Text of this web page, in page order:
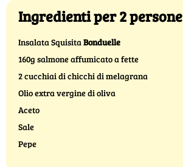
Ingredienti per 2 persone
Insalata SquisitaBonduelle
160g salmone affumicato a fette
2 cucchiai di chicchi di melagrana
Olio extra vergine di oliva
Aceto
Sale
Pepe